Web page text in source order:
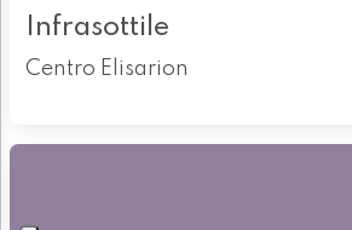
Infrasottile
Centro Elisarion